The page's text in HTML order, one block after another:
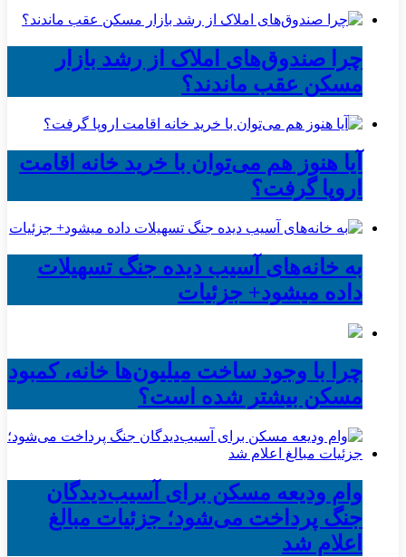
چرا صندوق‌های املاک از رشد بازار
مسکن عقب ماندند؟
آیا هنوز هم می‌توان با خرید خانه اقامت
اروپا گرفت؟
به خانه‌های آسیب دیده جنگ تسهیلات
داده میشود+ جزئیات
چرا با وجود ساخت میلیون‌ها خانه، کمبود
مسکن بیشتر شده است؟
وام ودیعه مسکن برای آسیب‌دیدگان
جنگ پرداخت می‌شود؛ جزئیات مبالغ
اعلام شد